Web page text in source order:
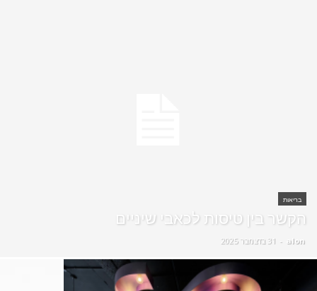
בריאות
הקשר בין טיסות לכאבי שיניים
alon
- 31 בדצמבר 2025